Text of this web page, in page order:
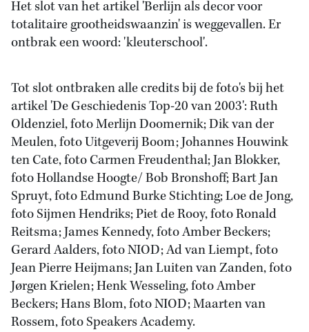
Het slot van het artikel 'Berlijn als decor voor
totalitaire grootheidswaanzin' is weggevallen. Er
ontbrak een woord: 'kleuterschool'.
Tot slot ontbraken alle credits bij de foto's bij het
artikel 'De Geschiedenis Top-20 van 2003':Ruth
Oldenziel, foto Merlijn Doomernik; Dik van der
Meulen, foto Uitgeverij Boom; Johannes Houwink
ten Cate, foto Carmen Freudenthal; Jan Blokker,
foto Hollandse Hoogte/ Bob Bronshoff; Bart Jan
Spruyt, foto Edmund Burke Stichting; Loe de Jong,
foto Sijmen Hendriks; Piet de Rooy, foto Ronald
Reitsma; James Kennedy, foto Amber Beckers;
Gerard Aalders, foto NIOD; Ad van Liempt, foto
Jean Pierre Heijmans; Jan Luiten van Zanden, foto
Jørgen Krielen; Henk Wesseling, foto Amber
Beckers; Hans Blom, foto NIOD; Maarten van
Rossem, foto Speakers Academy.